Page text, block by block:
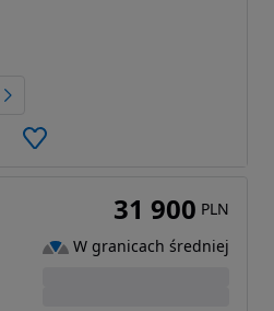
31 900 PLN
W granicach średniej